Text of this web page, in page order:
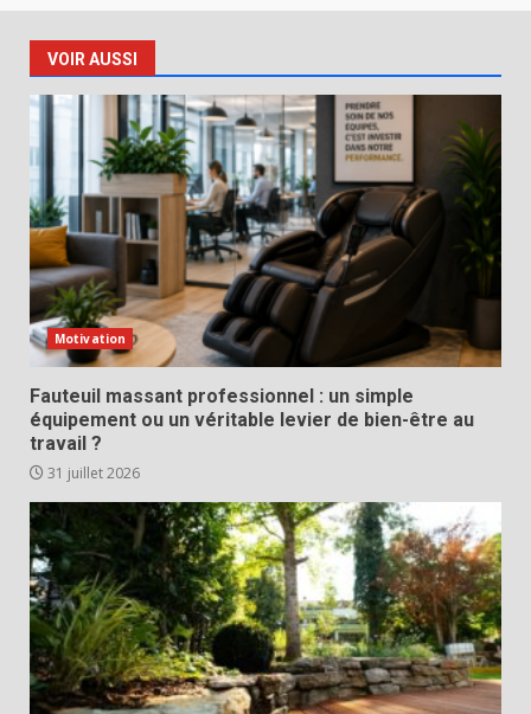
VOIR AUSSI
Motivation
Fauteuil massant professionnel : un simple
équipement ou un véritable levier de bien-être au
travail ?
31 juillet 2026